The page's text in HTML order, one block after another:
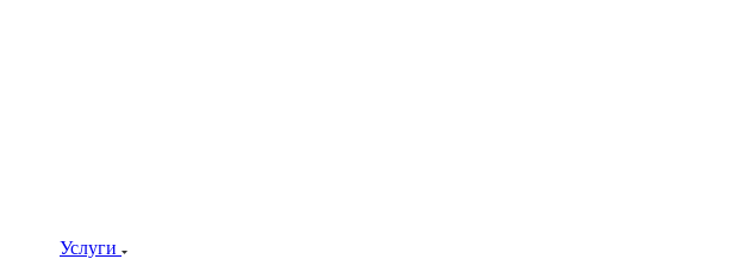
Услуги